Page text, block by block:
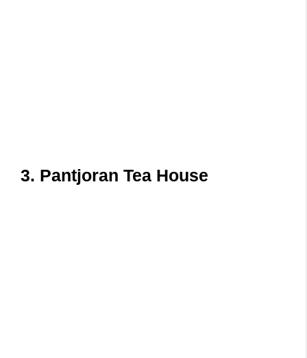
3. Pantjoran Tea House